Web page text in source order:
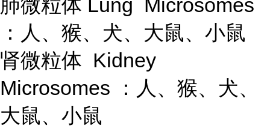
肺微粒体 Lung Microsomes
：人、猴、犬、大鼠、小鼠
肾微粒体 Kidney
Microsomes ：人、猴、犬、
大鼠、小鼠